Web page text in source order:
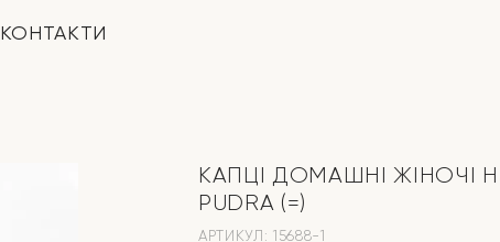
КОНТАКТИ
КАПЦІ ДОМАШНІ ЖІНОЧІ
PUDRA (=)
АРТИКУЛ: 15688-1